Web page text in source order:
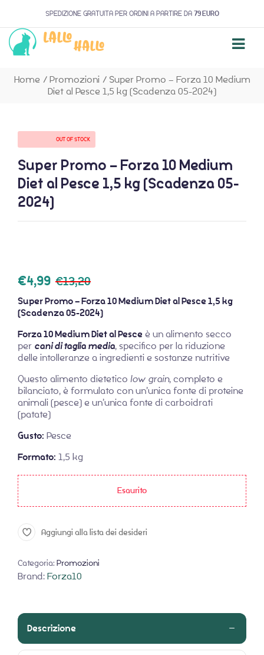
SPEDIZIONE GRATUITA PER ORDINI A PARTIRE DA 79 EURO
Home / Promozioni / Super Promo – Forza 10 Medium
Diet al Pesce 1,5 kg (Scadenza 05-2024)
OUT OF STOCK
Super Promo – Forza 10 Medium
Diet al Pesce 1,5 kg (Scadenza 05-
2024)
€13,20
€4,99
Super Promo – Forza 10 Medium Diet al Pesce 1,5 kg
(Scadenza 05-2024)
Forza 10 Medium Diet al Pesce è un alimento secco
per cani di taglia media, specifico per la riduzione
delle intolleranze a ingredienti e sostanze nutritive
Questo alimento dietetico low grain, completo e
bilanciato, è formulato con un’unica fonte di proteine
animali (pesce) e un’unica fonte di carboidrati
(patate)
Gusto: Pesce
Formato: 1,5 kg
Esaurito
Aggiungi alla lista dei desideri
Categoria: Promozioni
Brand:Forza10
Descrizione